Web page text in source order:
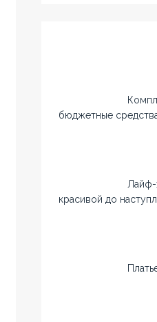
бюджетные
Лайф-
красивой до